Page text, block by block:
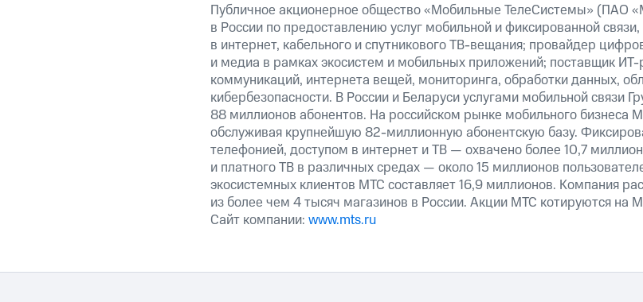
Публичное акционерное общество «Мобильные ТелеСистемы» (ПАО
в России по предоставлению услуг мобильной и фиксированной
в интернет, кабельного и спутникового ТВ-вещания; провайдер
и медиа в рамках экосистем и мобильных приложений; поставщик
коммуникаций, интернета вещей, мониторинга, обработки данных,
кибербезопасности. В России и Беларуси услугами мобильной связи
88 миллионов абонентов. На российском рынке мобильного
обслуживая крупнейшую 82-миллионную абонентскую базу.
телефонией, доступом в интернет и ТВ — охвачено более 10,7
и платного ТВ в различных средах — около 15 миллионов
экосистемных клиентов МТС составляет 16,9 миллионов. Компания
из более чем 4 тысяч магазинов в России. Акции МТС котируются на
Сайт компании: www.mts.ru